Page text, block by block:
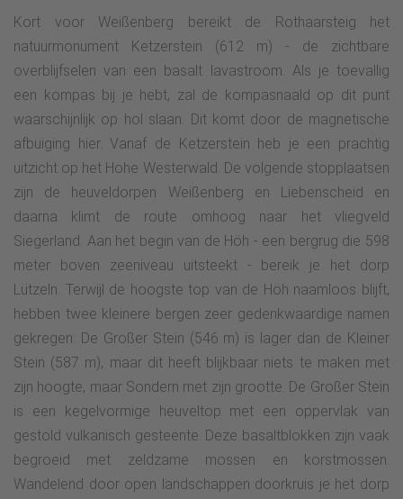
Kort voor Weißenberg bereikt de Rothaarsteig het
natuurmonument Ketzerstein (612 m) - de zichtbare
overblijfselen van een basalt lavastroom. Als je toevallig
een kompas bij je hebt, zal de kompasnaald op dit punt
waarschijnlijk op hol slaan. Dit komt door de magnetische
afbuiging hier. Vanaf de Ketzerstein heb je een prachtig
uitzicht op het Hohe Westerwald. De volgende stopplaatsen
zijn de heuveldorpen Weißenberg en Liebenscheid en
daarna klimt de route omhoog naar het vliegveld
Siegerland. Aan het begin van de Höh - een bergrug die 598
meter boven zeeniveau uitsteekt - bereik je het dorp
Lützeln. Terwijl de hoogste top van de Höh naamloos blijft,
hebben twee kleinere bergen zeer gedenkwaardige namen
gekregen: De Großer Stein (546 m) is lager dan de Kleiner
Stein (587 m), maar dit heeft blijkbaar niets te maken met
zijn hoogte, maar Sondern met zijn grootte. De Großer Stein
is een kegelvormige heuveltop met een oppervlak van
gestold vulkanisch gesteente. Deze basaltblokken zijn vaak
begroeid met zeldzame mossen en korstmossen.
Wandelend door open landschappen doorkruis je het dorp